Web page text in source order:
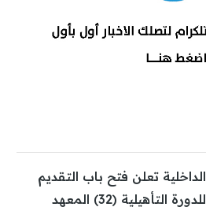
الداخلية تعلن فتح باب التقديم
للدورة التأهيلية (32) المعهد